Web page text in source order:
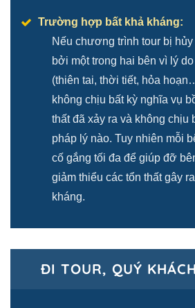
Trường hợp bất khả kháng:
Nếu chương trình tour bị
bởi một trong hai bên vì lý
(thiên tai, thời tiết, hỏa
không chịu bất kỳ nghĩa vụ
thất đã xảy ra và không chịu
pháp lý nào. Tuy nhiên mỗi
cố gắng tối đa để giúp đỡ
giảm thiểu các tổn thất gây
kháng.
ĐI TOUR, QUÝ